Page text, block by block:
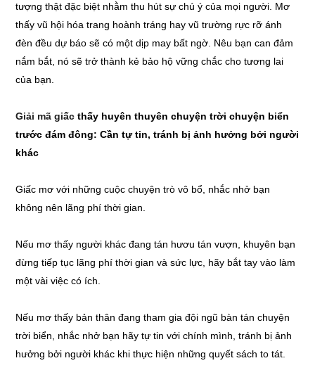
tượng thật đặc biệt nhằm thu hút sự chú ý của mọi người. Mơ
thấy vũ hội hóa trang hoành tráng hay vũ trường rực rỡ ánh
đèn đều dự báo sẽ có một dịp may bất ngờ. Nêu bạn can đảm
nắm bắt, nó sẽ trở thành kẻ bảo hộ vững chắc cho tương lai
của bạn.
Giải mã giấcthấy huyên thuyên chuyện trời chuyện biển
trước đám đông: Cần tự tin, tránh bị ảnh hưởng bởi người
khác
Giấc mơ với những cuộc chuyện trò vô bổ, nhắc nhở bạn
không nên lãng phí thời gian.
Nếu mơ thấy người khác đang tán hươu tán vượn, khuyên bạn
đừng tiếp tục lãng phí thời gian và sức lực, hãy bắt tay vào làm
một vài việc có ích.
Nếu mơ thấy bản thân đang tham gia đội ngũ bàn tán chuyện
trời biển, nhắc nhở bạn hãy tự tin với chính mình, tránh bị ảnh
hưởng bởi người khác khi thực hiện những quyết sách to tát.